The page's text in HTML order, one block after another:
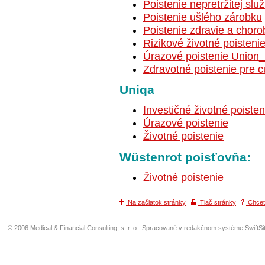
Poistenie nepretržitej
Poistenie ušlého zárobku
Poistenie zdravie a
Rizikové životné
Úrazové poistenie
Zdravotné poistenie pre
Uniqa
Investičné životné
Úrazové poistenie
Životné poistenie
Wüstenrot poisťovňa:
Životné poistenie
Na začiatok stránky Tlač stránky
© 2006 Medical & Financial Consulting, s. r. o.. Spracované v redakčnom systéme